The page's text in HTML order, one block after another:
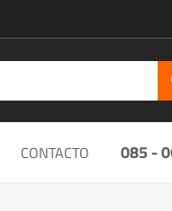
CONTACTO 085 -